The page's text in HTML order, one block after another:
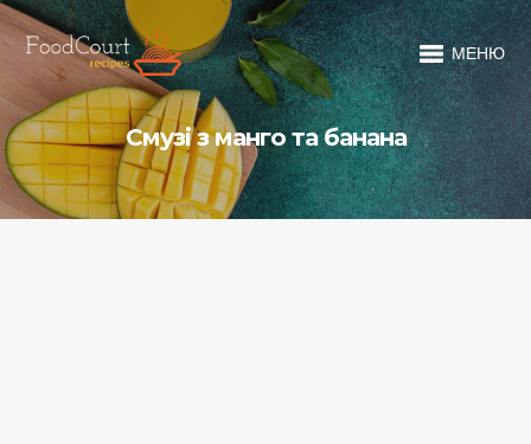
МЕНЮ
Смузі з манго та банана